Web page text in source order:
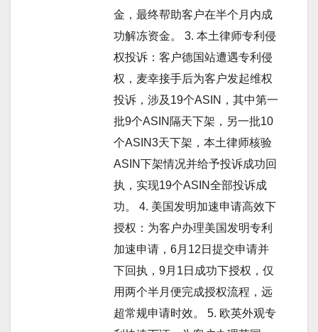
金，最终帮助客户在半个月内成
功解冻资金。 3. 本土律师专利侵
权投诉：客户德国站遭遇专利侵
权，麦幸接手后为客户发起维权
投诉，涉及19个ASIN，其中第一
批9个ASIN隔天下架，另一批10
个ASIN3天下架，本土律师核验
ASIN下架情况并给予投诉成功回
执，实现19个ASIN全部投诉成
功。 4. 美国发明加速申请高效下
授权：为客户办理美国发明专利
加速申请，6月12日提交申请并
下回执，9月1日成功下授权，仅
用两个半月便完成授权流程，远
超常规申请时效。 5. 欧英外观专